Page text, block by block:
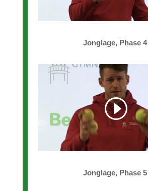
Jonglage, Phase 4
Jonglage, Phase 5